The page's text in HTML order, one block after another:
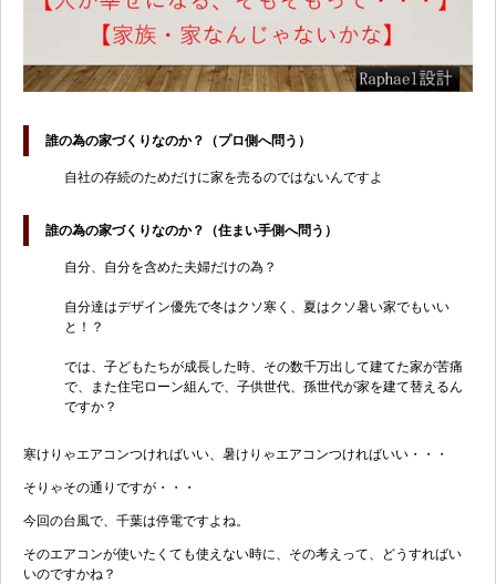
誰の為の家づくりなのか？（プロ側へ問う）
自社の存続のためだけに家を売るのではないんですよ
誰の為の家づくりなのか？（住まい手側へ問う）
自分、自分を含めた夫婦だけの為？
自分達はデザイン優先で冬はクソ寒く、夏はクソ暑い家でもいい
と！？
では、子どもたちが成長した時、その数千万出して建てた家が苦痛
で、また住宅ローン組んで、子供世代、孫世代が家を建て替えるん
ですか？
寒けりゃエアコンつければいい、暑けりゃエアコンつければいい・・・
そりゃその通りですが・・・
今回の台風で、千葉は停電ですよね。
そのエアコンが使いたくても使えない時に、その考えって、どうすればい
いのですかね？